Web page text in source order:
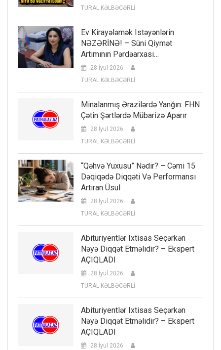
TURAL KƏLBƏCƏRLİ
Ev Kirayələmək Istəyənlərin
NƏZƏRİNƏ! – Süni Qiymət
Artımının Pərdəarxası…
28 İyul 2026
TURAL KƏLBƏCƏRLİ
Minalanmış Ərazilərdə Yanğın: FHN
Çətin Şərtlərdə Mübarizə Aparır
28 İyul 2026
TURAL KƏLBƏCƏRLİ
“Qəhvə Yuxusu” Nədir? – Cəmi 15
Dəqiqədə Diqqəti Və Performansı
Artıran Üsul
28 İyul 2026
TURAL KƏLBƏCƏRLİ
Abituriyentlər Ixtisas Seçərkən
Nəyə Diqqət Etməlidir? – Ekspert
AÇIQLADI
28 İyul 2026
TURAL KƏLBƏCƏRLİ
Abituriyentlər Ixtisas Seçərkən
Nəyə Diqqət Etməlidir? – Ekspert
AÇIQLADI
28 İyul 2026